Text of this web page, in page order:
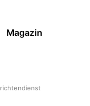
Magazin